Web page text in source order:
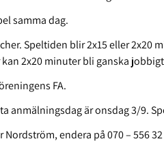
samma dag.
Speltiden blir 2x15 eller 2x20
2x20 minuter bli ganska
FA.
anmälningsdag är onsdag 3/9.
endera på 070 – 556